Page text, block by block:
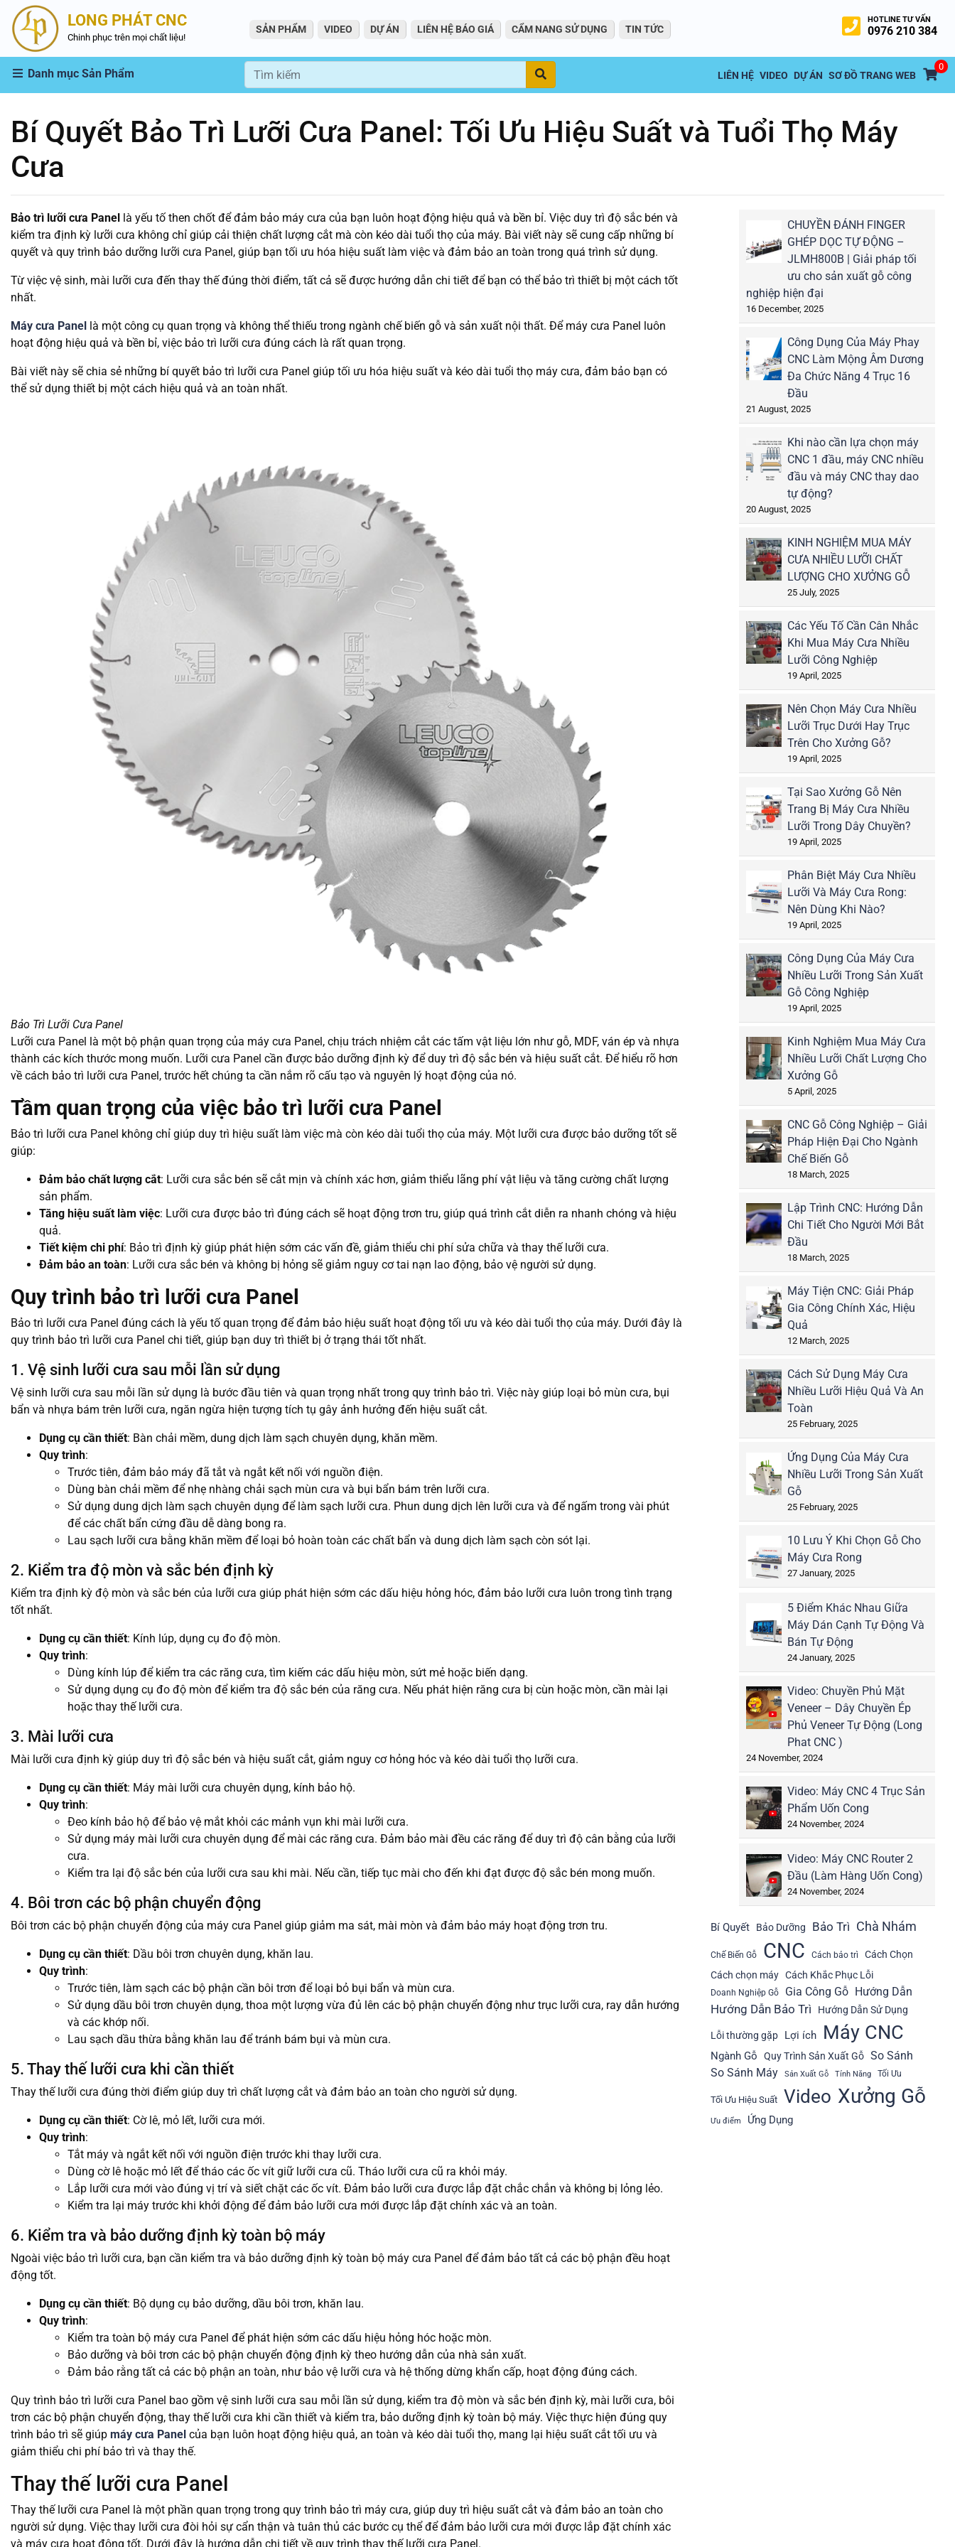
LONG PHÁT CNC
Chinh phục trên mọi chất liệu!
SẢN PHẨM VIDEO DỰ ÁN LIÊN HỆ BÁO GIÁ CẨM NANG SỬ DỤNG TIN TỨC
HOTLINE TƯ VẤN
0976 210 384
Danh mục Sản Phẩm Tìm LIÊN HỆ VIDEO DỰ ÁN SƠ ĐỒ TRANG WEB
0
Bí Quyết Bảo Trì Lưỡi Cưa Panel: Tối Ưu Hiệu Suất và Tuổi Thọ Máy
Cưa
Bảo trì lưỡi cưa Panel là yếu tố then chốt để đảm bảo máy cưa của bạn luôn hoạt động hiệu quả và bền bỉ. Việc duy trì độ sắc bén và
kiểm tra định kỳ lưỡi cưa không chỉ giúp cải thiện chất lượng cắt mà còn kéo dài tuổi thọ của máy. Bài viết này sẽ cung cấp những bí
quyết và quy trình bảo dưỡng lưỡi cưa Panel, giúp bạn tối ưu hóa hiệu suất làm việc và đảm bảo an toàn trong quá trình sử dụng.
Từ việc vệ sinh, mài lưỡi cưa đến thay thế đúng thời điểm, tất cả sẽ được hướng dẫn chi tiết để bạn có thể bảo trì thiết bị một cách tốt
nhất.
Máy cưa Panel là một công cụ quan trọng và không thể thiếu trong ngành chế biến gỗ và sản xuất nội thất. Để máy cưa Panel luôn
hoạt động hiệu quả và bền bỉ, việc bảo trì lưỡi cưa đúng cách là rất quan trọng.
Bài viết này sẽ chia sẻ những bí quyết bảo trì lưỡi cưa Panel giúp tối ưu hóa hiệu suất và kéo dài tuổi thọ máy cưa, đảm bảo bạn có
thể sử dụng thiết bị một cách hiệu quả và an toàn nhất.
Bảo Trì Lưỡi Cưa Panel
Lưỡi cưa Panel là một bộ phận quan trọng của máy cưa Panel, chịu trách nhiệm cắt các tấm vật liệu lớn như gỗ, MDF, ván ép và nhựa
thành các kích thước mong muốn. Lưỡi cưa Panel cần được bảo dưỡng định kỳ để duy trì độ sắc bén và hiệu suất cắt. Để hiểu rõ hơn
về cách bảo trì lưỡi cưa Panel, trước hết chúng ta cần nắm rõ cấu tạo và nguyên lý hoạt động của nó.
Tầm quan trọng của việc bảo trì lưỡi cưa Panel
Bảo trì lưỡi cưa Panel không chỉ giúp duy trì hiệu suất làm việc mà còn kéo dài tuổi thọ của máy. Một lưỡi cưa được bảo dưỡng tốt sẽ
giúp:
Đảm bảo chất lượng cắt: Lưỡi cưa sắc bén sẽ cắt mịn và chính xác hơn, giảm thiểu lãng phí vật liệu và tăng cường chất lượng
sản phẩm.
Tăng hiệu suất làm việc: Lưỡi cưa được bảo trì đúng cách sẽ hoạt động trơn tru, giúp quá trình cắt diễn ra nhanh chóng và hiệu
quả.
Tiết kiệm chi phí: Bảo trì định kỳ giúp phát hiện sớm các vấn đề, giảm thiểu chi phí sửa chữa và thay thế lưỡi cưa.
Đảm bảo an toàn: Lưỡi cưa sắc bén và không bị hỏng sẽ giảm nguy cơ tai nạn lao động, bảo vệ người sử dụng.
Quy trình bảo trì lưỡi cưa Panel
Bảo trì lưỡi cưa Panel đúng cách là yếu tố quan trọng để đảm bảo hiệu suất hoạt động tối ưu và kéo dài tuổi thọ của máy. Dưới đây là
quy trình bảo trì lưỡi cưa Panel chi tiết, giúp bạn duy trì thiết bị ở trạng thái tốt nhất.
1. Vệ sinh lưỡi cưa sau mỗi lần sử dụng
Vệ sinh lưỡi cưa sau mỗi lần sử dụng là bước đầu tiên và quan trọng nhất trong quy trình bảo trì. Việc này giúp loại bỏ mùn cưa, bụi
bẩn và nhựa bám trên lưỡi cưa, ngăn ngừa hiện tượng tích tụ gây ảnh hưởng đến hiệu suất cắt.
Dụng cụ cần thiết: Bàn chải mềm, dung dịch làm sạch chuyên dụng, khăn mềm.
Quy trình:
Trước tiên, đảm bảo máy đã tắt và ngắt kết nối với nguồn điện.
Dùng bàn chải mềm để nhẹ nhàng chải sạch mùn cưa và bụi bẩn bám trên lưỡi cưa.
Sử dụng dung dịch làm sạch chuyên dụng để làm sạch lưỡi cưa. Phun dung dịch lên lưỡi cưa và để ngấm trong vài phút
để các chất bẩn cứng đầu dễ dàng bong ra.
Lau sạch lưỡi cưa bằng khăn mềm để loại bỏ hoàn toàn các chất bẩn và dung dịch làm sạch còn sót lại.
2. Kiểm tra độ mòn và sắc bén định kỳ
Kiểm tra định kỳ độ mòn và sắc bén của lưỡi cưa giúp phát hiện sớm các dấu hiệu hỏng hóc, đảm bảo lưỡi cưa luôn trong tình trạng
tốt nhất.
Dụng cụ cần thiết: Kính lúp, dụng cụ đo độ mòn.
Quy trình:
Dùng kính lúp để kiểm tra các răng cưa, tìm kiếm các dấu hiệu mòn, sứt mẻ hoặc biến dạng.
Sử dụng dụng cụ đo độ mòn để kiểm tra độ sắc bén của răng cưa. Nếu phát hiện răng cưa bị cùn hoặc mòn, cần mài lại
hoặc thay thế lưỡi cưa.
3. Mài lưỡi cưa
Mài lưỡi cưa định kỳ giúp duy trì độ sắc bén và hiệu suất cắt, giảm nguy cơ hỏng hóc và kéo dài tuổi thọ lưỡi cưa.
Dụng cụ cần thiết: Máy mài lưỡi cưa chuyên dụng, kính bảo hộ.
Quy trình:
Đeo kính bảo hộ để bảo vệ mắt khỏi các mảnh vụn khi mài lưỡi cưa.
Sử dụng máy mài lưỡi cưa chuyên dụng để mài các răng cưa. Đảm bảo mài đều các răng để duy trì độ cân bằng của lưỡi
cưa.
Kiểm tra lại độ sắc bén của lưỡi cưa sau khi mài. Nếu cần, tiếp tục mài cho đến khi đạt được độ sắc bén mong muốn.
4. Bôi trơn các bộ phận chuyển động
Bôi trơn các bộ phận chuyển động của máy cưa Panel giúp giảm ma sát, mài mòn và đảm bảo máy hoạt động trơn tru.
Dụng cụ cần thiết: Dầu bôi trơn chuyên dụng, khăn lau.
Quy trình:
Trước tiên, làm sạch các bộ phận cần bôi trơn để loại bỏ bụi bẩn và mùn cưa.
Sử dụng dầu bôi trơn chuyên dụng, thoa một lượng vừa đủ lên các bộ phận chuyển động như trục lưỡi cưa, ray dẫn hướng
và các khớp nối.
Lau sạch dầu thừa bằng khăn lau để tránh bám bụi và mùn cưa.
5. Thay thế lưỡi cưa khi cần thiết
Thay thế lưỡi cưa đúng thời điểm giúp duy trì chất lượng cắt và đảm bảo an toàn cho người sử dụng.
Dụng cụ cần thiết: Cờ lê, mỏ lết, lưỡi cưa mới.
Quy trình:
Tắt máy và ngắt kết nối với nguồn điện trước khi thay lưỡi cưa.
Dùng cờ lê hoặc mỏ lết để tháo các ốc vít giữ lưỡi cưa cũ. Tháo lưỡi cưa cũ ra khỏi máy.
Lắp lưỡi cưa mới vào đúng vị trí và siết chặt các ốc vít. Đảm bảo lưỡi cưa được lắp đặt chắc chắn và không bị lỏng lẻo.
Kiểm tra lại máy trước khi khởi động để đảm bảo lưỡi cưa mới được lắp đặt chính xác và an toàn.
6. Kiểm tra và bảo dưỡng định kỳ toàn bộ máy
Ngoài việc bảo trì lưỡi cưa, bạn cần kiểm tra và bảo dưỡng định kỳ toàn bộ máy cưa Panel để đảm bảo tất cả các bộ phận đều hoạt
động tốt.
Dụng cụ cần thiết: Bộ dụng cụ bảo dưỡng, dầu bôi trơn, khăn lau.
Quy trình:
Kiểm tra toàn bộ máy cưa Panel để phát hiện sớm các dấu hiệu hỏng hóc hoặc mòn.
Bảo dưỡng và bôi trơn các bộ phận chuyển động định kỳ theo hướng dẫn của nhà sản xuất.
Đảm bảo rằng tất cả các bộ phận an toàn, như bảo vệ lưỡi cưa và hệ thống dừng khẩn cấp, hoạt động đúng cách.
Quy trình bảo trì lưỡi cưa Panel bao gồm vệ sinh lưỡi cưa sau mỗi lần sử dụng, kiểm tra độ mòn và sắc bén định kỳ, mài lưỡi cưa, bôi
trơn các bộ phận chuyển động, thay thế lưỡi cưa khi cần thiết và kiểm tra, bảo dưỡng định kỳ toàn bộ máy. Việc thực hiện đúng quy
trình bảo trì sẽ giúp máy cưa Panel của bạn luôn hoạt động hiệu quả, an toàn và kéo dài tuổi thọ, mang lại hiệu suất cắt tối ưu và
giảm thiểu chi phí bảo trì và thay thế.
Thay thế lưỡi cưa Panel
Thay thế lưỡi cưa Panel là một phần quan trọng trong quy trình bảo trì máy cưa, giúp duy trì hiệu suất cắt và đảm bảo an toàn cho
người sử dụng. Việc thay lưỡi cưa đòi hỏi sự cẩn thận và tuân thủ các bước cụ thể để đảm bảo lưỡi cưa mới được lắp đặt chính xác
và máy cưa hoạt động tốt. Dưới đây là hướng dẫn chi tiết về quy trình thay thế lưỡi cưa Panel.
CHUYỀN ĐÁNH FINGER
GHÉP DỌC TỰ ĐỘNG –
JLMH800B | Giải pháp tối
ưu cho sản xuất gỗ công
nghiệp hiện đại
16 December, 2025
Công Dụng Của Máy Phay
CNC Làm Mộng Âm Dương
Đa Chức Năng 4 Trục 16
Đầu
21 August, 2025
Khi nào cần lựa chọn máy
CNC 1 đầu, máy CNC nhiều
đầu và máy CNC thay dao
tự động?
20 August, 2025
KINH NGHIỆM MUA MÁY
CƯA NHIỀU LƯỠI CHẤT
LƯỢNG CHO XƯỞNG GỖ
25 July, 2025
Các Yếu Tố Cần Cân Nhắc
Khi Mua Máy Cưa Nhiều
Lưỡi Công Nghiệp
19 April, 2025
Nên Chọn Máy Cưa Nhiều
Lưỡi Trục Dưới Hay Trục
Trên Cho Xưởng Gỗ?
19 April, 2025
Tại Sao Xưởng Gỗ Nên
Trang Bị Máy Cưa Nhiều
Lưỡi Trong Dây Chuyền?
19 April, 2025
Phân Biệt Máy Cưa Nhiều
Lưỡi Và Máy Cưa Rong:
Nên Dùng Khi Nào?
19 April, 2025
Công Dụng Của Máy Cưa
Nhiều Lưỡi Trong Sản Xuất
Gỗ Công Nghiệp
19 April, 2025
Kinh Nghiệm Mua Máy Cưa
Nhiều Lưỡi Chất Lượng Cho
Xưởng Gỗ
5 April, 2025
CNC Gỗ Công Nghiệp – Giải
Pháp Hiện Đại Cho Ngành
Chế Biến Gỗ
18 March, 2025
Lập Trình CNC: Hướng Dẫn
Chi Tiết Cho Người Mới Bắt
Đầu
18 March, 2025
Máy Tiện CNC: Giải Pháp
Gia Công Chính Xác, Hiệu
Quả
12 March, 2025
Cách Sử Dụng Máy Cưa
Nhiều Lưỡi Hiệu Quả Và An
Toàn
25 February, 2025
Ứng Dụng Của Máy Cưa
Nhiều Lưỡi Trong Sản Xuất
Gỗ
25 February, 2025
10 Lưu Ý Khi Chọn Gỗ Cho
Máy Cưa Rong
27 January, 2025
5 Điểm Khác Nhau Giữa
Máy Dán Cạnh Tự Động Và
Bán Tự Động
24 January, 2025
Video: Chuyền Phủ Mặt
Veneer – Dây Chuyền Ép
Phủ Veneer Tự Động (Long
Phat CNC )
24 November, 2024
Video: Máy CNC 4 Trục Sản
Phẩm Uốn Cong
24 November, 2024
Video: Máy CNC Router 2
Đầu (Làm Hàng Uốn Cong)
24 November, 2024
Bí Quyết Bảo Dưỡng Bảo Trì Chà Nhám
Chế Biến Gỗ CNC Cách bảo trì
Cách Chọn
Cách chọn máy Cách Khắc Phục Lỗi
Doanh Nghiệp Gỗ Gia Công Gỗ Hướng Dẫn
Hướng Dẫn Bảo Trì Hướng Dẫn Sử Dụng
Lỗi thường gặp Lợi ích Máy CNC
Ngành Gỗ Quy Trình Sản Xuất Gỗ So Sánh
So Sánh Máy
Sản Xuất Gỗ Tính Năng Tối Ưu
Tối Ưu Hiệu Suất Video Xưởng Gỗ
Ưu điểm Ứng Dụng